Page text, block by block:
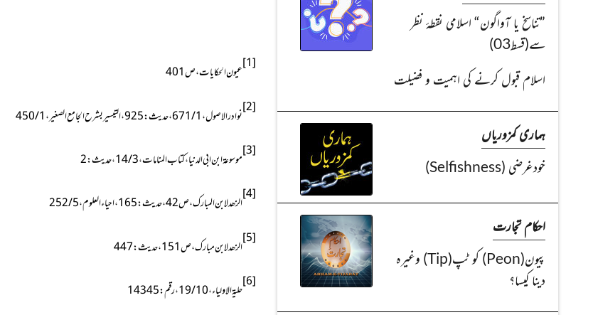
[1] عیون الحکایات ، ص401
[2] نوادرالاصول ، 1 / 671 ، حدیث : 925 ، التیسیر بشرح الجامع الصغیر ، 1 / 450
[3] موسوعۃ ابن ابی الدنیا ، کتاب المنامات ، 3 / 14 ، حدیث : 2
[4] الزھد لابن المبارک ، ص42 ، حدیث : 165 ، احیاء العلوم ، 5 / 252
[5] الزھد لابن مبارک ، ص151 ، حدیث : 447
[6] حلیۃ الاولیاء ، 10 / 19 ، رقم : 14345
”تناسخ یا آواگون“ اسلامی نقطۂ نظر
سے(قسط03)
اسلام قبول کرنے کی اہمیت و فضیلت
ہماری کمزوریاں
خودغرضی (Selfishness)
احکام تجارت
پیون(Peon) کو ٹپ(Tip) وغیرہ
دینا کیسا؟